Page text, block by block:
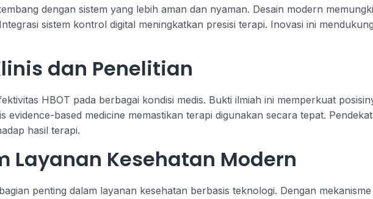
dengan sistem yang lebih aman dan nyaman. Desain modern
sistem kontrol digital meningkatkan presisi terapi. Inovasi ini mendukung
dan Penelitian
HBOT pada berbagai kondisi medis. Bukti ilmiah ini memperkuat
evidence-based medicine memastikan terapi digunakan secara tepat.
hasil terapi.
Layanan Kesehatan Modern
penting dalam layanan kesehatan berbasis teknologi. Dengan